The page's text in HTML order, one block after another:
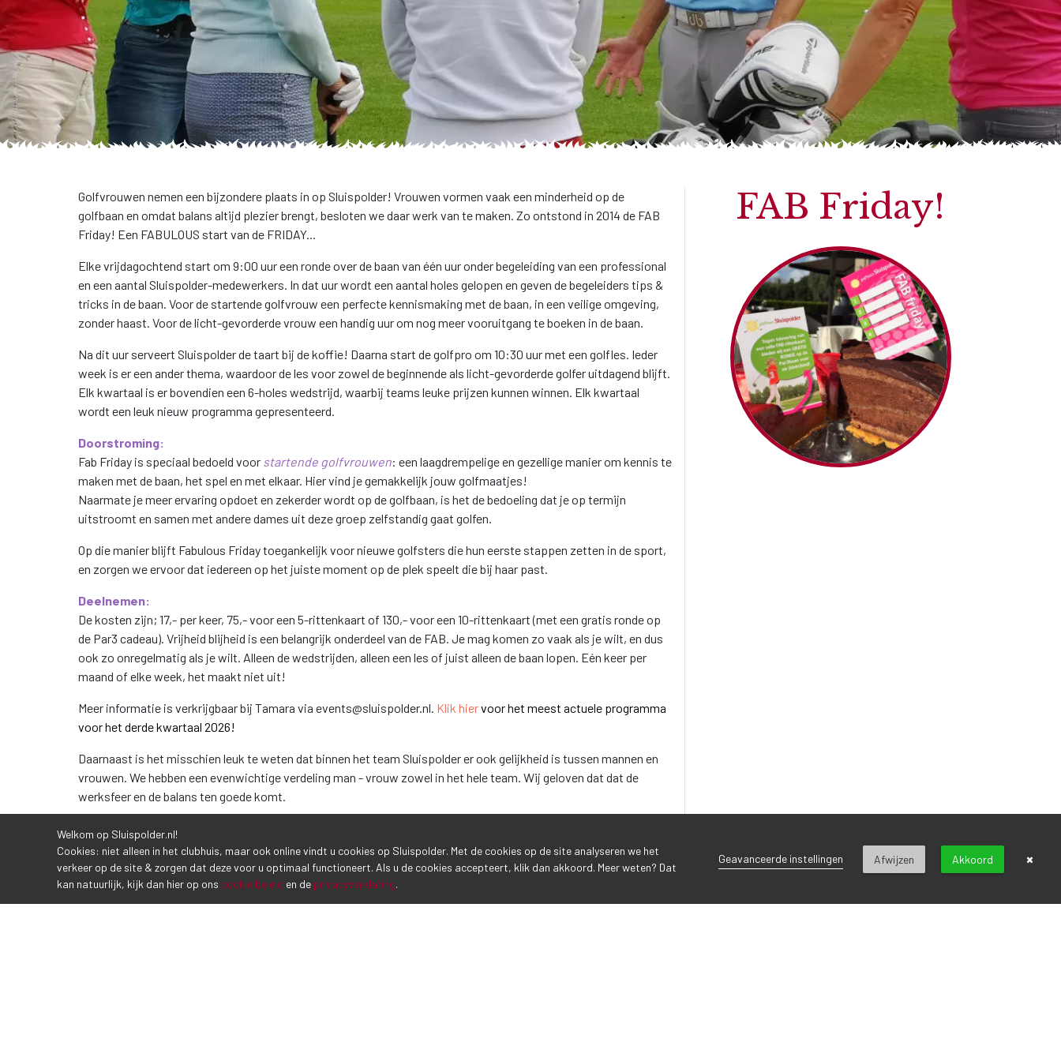
Golfvrouwen nemen een bijzondere plaats in op Sluispolder! Vrouwen vormen vaak een minderheid op de
golfbaan en omdat balans altijd plezier brengt, besloten we daar werk van te maken. Zo ontstond in 2014 de FAB
Friday! Een FABULOUS start van de FRIDAY...
Elke vrijdagochtend start om 9:00 uur een ronde over de baan van één uur onder begeleiding van een professional
en een aantal Sluispolder-medewerkers. In dat uur wordt een aantal holes gelopen en geven de begeleiders tips &
tricks in de baan. Voor de startende golfvrouw een perfecte kennismaking met de baan, in een veilige omgeving,
zonder haast. Voor de licht-gevorderde vrouw een handig uur om nog meer vooruitgang te boeken in de baan.
Na dit uur serveert Sluispolder de taart bij de koffie! Daarna start de golfpro om 10:30 uur met een golfles. Ieder
week is er een ander thema, waardoor de les voor zowel de beginnende als licht-gevorderde golfer uitdagend blijft.
Elk kwartaal is er bovendien een 6-holes wedstrijd, waarbij teams leuke prijzen kunnen winnen. Elk kwartaal
wordt een leuk nieuw programma gepresenteerd.
Doorstroming:
Fab Friday is speciaal bedoeld voor startende golfvrouwen: een laagdrempelige en gezellige manier om kennis te
maken met de baan, het spel en met elkaar. Hier vind je gemakkelijk jouw golfmaatjes!
Naarmate je meer ervaring opdoet en zekerder wordt op de golfbaan, is het de bedoeling dat je op termijn
uitstroomt en samen met andere dames uit deze groep zelfstandig gaat golfen.
Op die manier blijft Fabulous Friday toegankelijk voor nieuwe golfsters die hun eerste stappen zetten in de sport,
en zorgen we ervoor dat iedereen op het juiste moment op de plek speelt die bij haar past.
Deelnemen:
De kosten zijn; 17,- per keer, 75,- voor een 5-rittenkaart of 130,- voor een 10-rittenkaart (met een gratis ronde op
de Par3 cadeau). Vrijheid blijheid is een belangrijk onderdeel van de FAB. Je mag komen zo vaak als je wilt, en dus
ook zo onregelmatig als je wilt. Alleen de wedstrijden, alleen een les of juist alleen de baan lopen. Eén keer per
maand of elke week, het maakt niet uit!
Meer informatie is verkrijgbaar bij Tamara via events@sluispolder.nl. Klik hiervoor het meest actuele programma
voor het derde kwartaal 2026!
Daarnaast is het misschien leuk te weten dat binnen het team Sluispolder er ook gelijkheid is tussen mannen en
vrouwen. We hebben een evenwichtige verdeling man - vrouw zowel in het hele team. Wij geloven dat dat de
werksfeer en de balans ten goede komt.
FAB Friday!
Welkom op Sluispolder.nl!
Cookies: niet alleen in het clubhuis, maar ook online vindt u cookies op Sluispolder. Met de cookies op de site analyseren we het
verkeer op de site & zorgen dat deze voor u optimaal functioneert. Als u de cookies accepteert, klik dan akkoord. Meer weten? Dat
kan natuurlijk, kijk dan hier op ons cookie beleid en de privacyverklaring.
Geavanceerde instellingen Afwijzen Akkoord ×